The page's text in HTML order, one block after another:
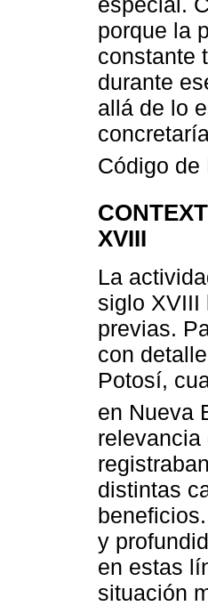
porque la
constante
durante
allá de lo
Código de
XVIII
La
siglo XVIII
previas.
con
Potosí,
en Nueva
relevancia
distintas
y
en estas
situación